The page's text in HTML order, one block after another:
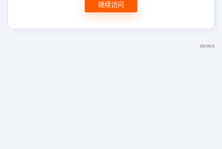
继续访问
链接问题反馈